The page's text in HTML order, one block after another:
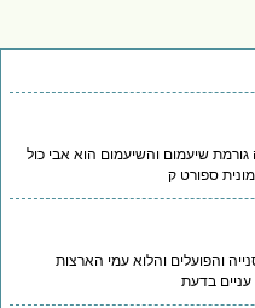
שיעמום והשיעמום הוא אבי כול
ספורט ק
והפועלים והלוא עמי הארצות
בדעת